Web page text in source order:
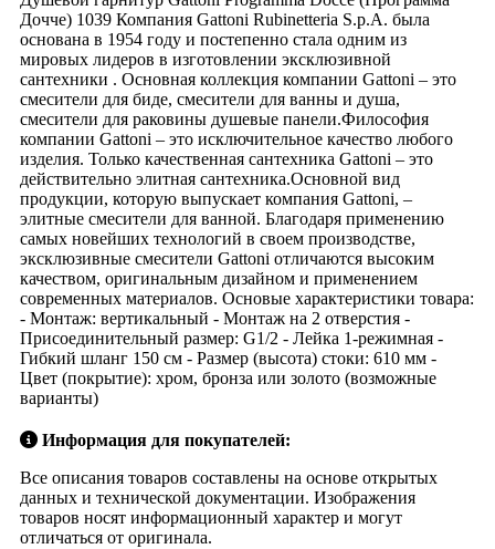
Дочче) 1039 Компания Gattoni Rubinetteria S.p.A. была
основана в 1954 году и постепенно стала одним из
мировых лидеров в изготовлении эксклюзивной
сантехники . Основная коллекция компании Gattoni – это
смесители для биде, смесители для ванны и душа,
смесители для раковины душевые панели.Философия
компании Gattoni – это исключительное качество любого
изделия. Только качественная сантехника Gattoni – это
действительно элитная сантехника.Основной вид
продукции, которую выпускает компания Gattoni, –
элитные смесители для ванной. Благодаря применению
самых новейших технологий в своем производстве,
эксклюзивные смесители Gattoni отличаются высоким
качеством, оригинальным дизайном и применением
современных материалов. Основые характеристики товара:
- Монтаж: вертикальный - Монтаж на 2 отверстия -
Присоединительный размер: G1/2 - Лейка 1-режимная -
Гибкий шланг 150 см - Размер (высота) стоки: 610 мм -
Цвет (покрытие): хром, бронза или золото (возможные
варианты)
Информация для покупателей:
Все описания товаров составлены на основе открытых
данных и технической документации. Изображения
товаров носят информационный характер и могут
отличаться от оригинала.